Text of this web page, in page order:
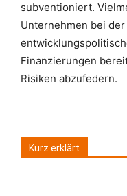
subventioniert.
Unternehmen bei
Finanzierungen
Risiken abzufedern.
Kurz erklärt